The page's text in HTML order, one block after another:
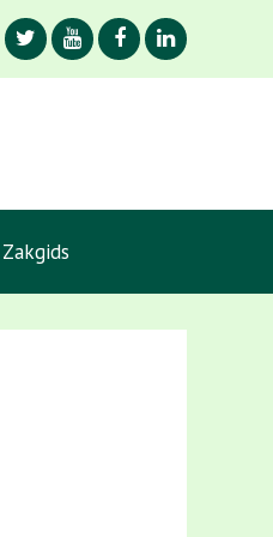
Zakgids